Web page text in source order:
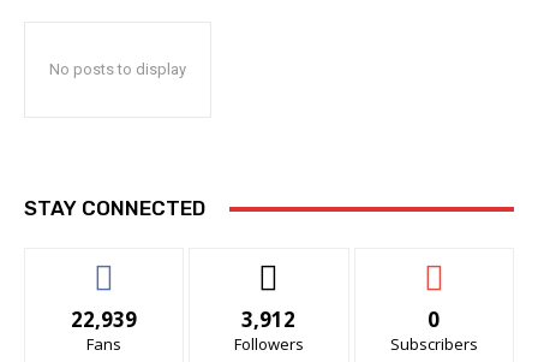
No posts to display
STAY CONNECTED
22,939
Fans
3,912
Followers
0
Subscribers